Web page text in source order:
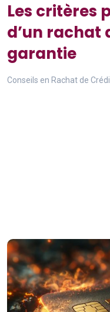
Les critères
d’un rachat
garantie
Conseils en Rachat de